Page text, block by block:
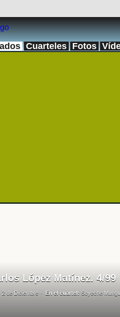
Cuarteles Fotos
López Matínez. 4/99
2 de Diciembre En el cuartel: Soyeche